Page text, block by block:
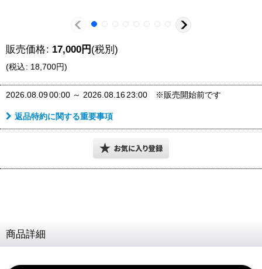
販売価格: 17,000円 (税別)
(税込: 18,700円)
2026.08.0900:00 ～ 2026.08.1623:00 ※販売開始前です
返品特約に関する重要事項
商品詳細